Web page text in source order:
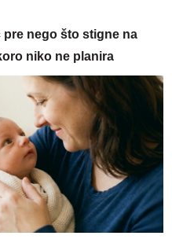
nego što stigne na
niko ne planira